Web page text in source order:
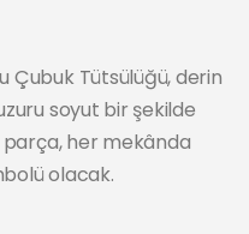
Çubuk Tütsülüğü, derin
soyut bir şekilde
parça, her mekânda
olacak.